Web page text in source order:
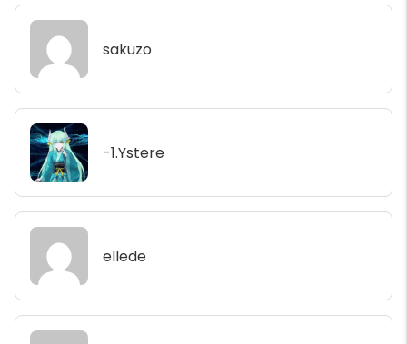
sakuzo
-1.Ystere
ellede